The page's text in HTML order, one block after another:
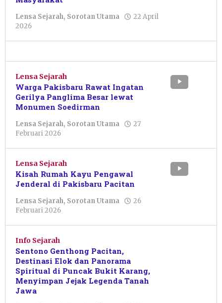
Lensa Sejarah, Sorotan Utama
22 April
2026
Azizah
Lensa Sejarah
Warga Pakisbaru Rawat Ingatan
Gerilya Panglima Besar lewat
Monumen Soedirman
Lensa Sejarah, Sorotan Utama
27
Februari 2026
Salsabilla
Naqiya
Calisa
Lensa Sejarah
Kisah Rumah Kayu Pengawal
Jenderal di Pakisbaru Pacitan
Lensa Sejarah, Sorotan Utama
26
Februari 2026
Saputri
Info Sejarah
Sentono Genthong Pacitan,
Destinasi Elok dan Panorama
Spiritual di Puncak Bukit Karang,
Menyimpan Jejak Legenda Tanah
Jawa